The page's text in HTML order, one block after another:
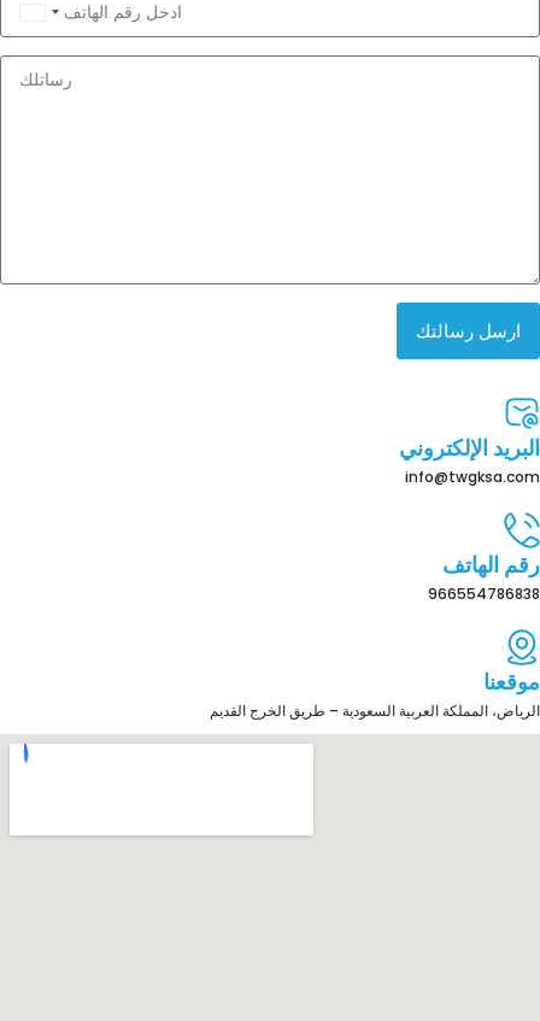
Saudi
Arabia
+966
ارسل رسالتك
البريد الإلكتروني
info@twgksa.com
رقم الهاتف
966554786838
موقعنا
الرياض، المملكة العربية السعودية – طريق الخرج القديم